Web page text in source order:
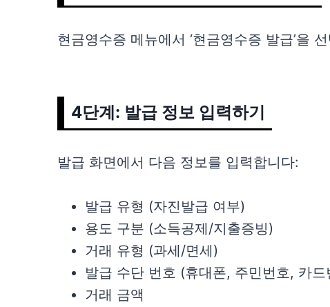
현금영수증 메뉴에서 ‘현금영수증 발급’을
4단계: 발급 정보 입력하기
발급 화면에서 다음 정보를 입력합니다:
발급 유형 (자진발급 여부)
용도 구분 (소득공제/지출증빙)
거래 유형 (과세/면세)
발급 수단 번호 (휴대폰, 주민번호, 카드
거래 금액